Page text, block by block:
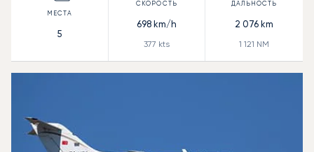
5
698km/h
377 kts
2 076 km
1 121 NM